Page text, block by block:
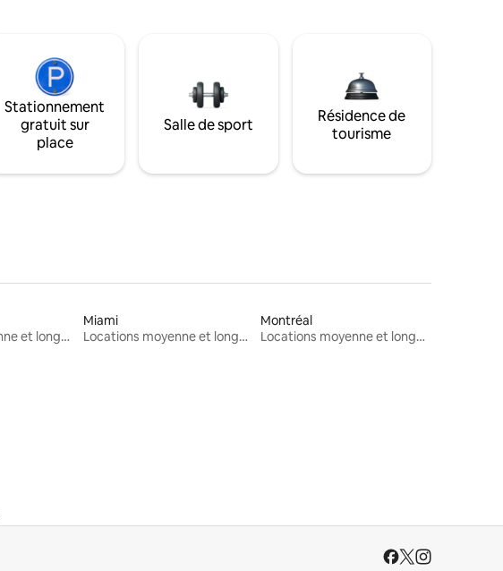
Stationnement
gratuit sur
place
Salle de sport
Résidence de
tourisme
Locations moyenne et longue durée
Miami
Locations moyenne et longue durée
Montréal
Locations moyenne et longue durée